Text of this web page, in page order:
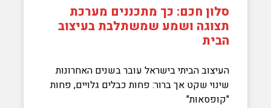
סלון חכם: כך מתכננים מערכת
תצוגה ושמע שמשתלבת בעיצוב
הבית
העיצוב הביתי בישראל עובר בשנים האחרונות
שינוי שקט אך ברור: פחות כבלים גלויים, פחות
"קופסאות"